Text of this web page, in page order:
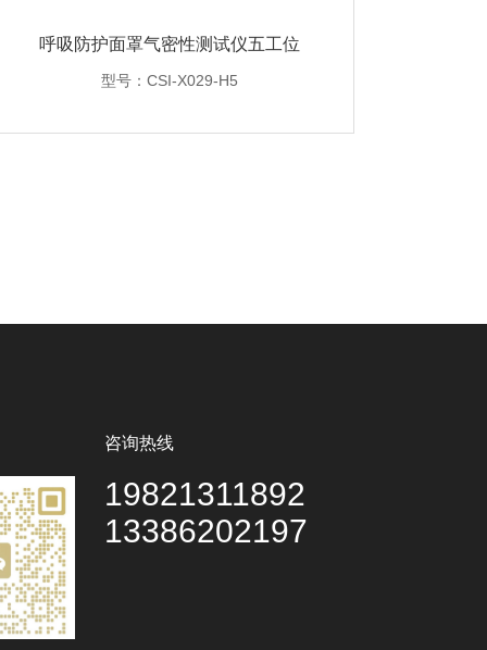
呼吸防护面罩气密性测试仪五工位
型号：CSI-X029-H5
咨询热线
19821311892
13386202197